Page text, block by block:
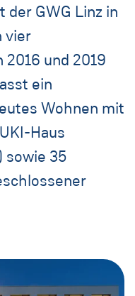
der GWG Linz in
vier
und 2019
ein
Wohnen mit
Haus
sowie 35